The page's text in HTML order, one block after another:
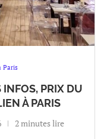
Paris
INFOS, PRIX DU
À PARIS
2 minutes lire